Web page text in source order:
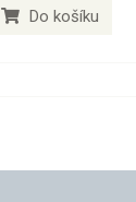
Do košíku